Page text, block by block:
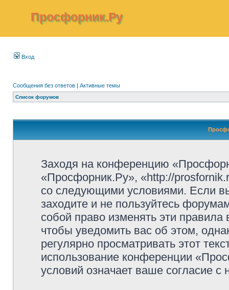
Просфорник.Ру
Вход
Сообщения без ответов | Активные темы
Список форумов
Заходя на конференцию
«Просфорник.Ру», «http://
со следующими условиями. Если
заходите и не пользуйтесь
собой право изменять эти
чтобы уведомить вас об этом,
регулярно просматривать этот
использование конференции
условий означает ваше согласие с